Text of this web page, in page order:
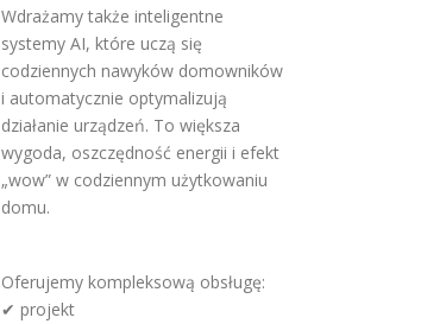
Wdrażamy także inteligentne
systemy AI, które uczą się
codziennych nawyków domowników
i automatycznie optymalizują
działanie urządzeń. To większa
wygoda, oszczędność energii i efekt
„wow” w codziennym użytkowaniu
domu.
Oferujemy kompleksową obsługę:
✔ projekt